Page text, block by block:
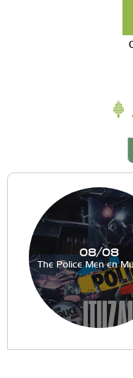
08/08
The Police Men en